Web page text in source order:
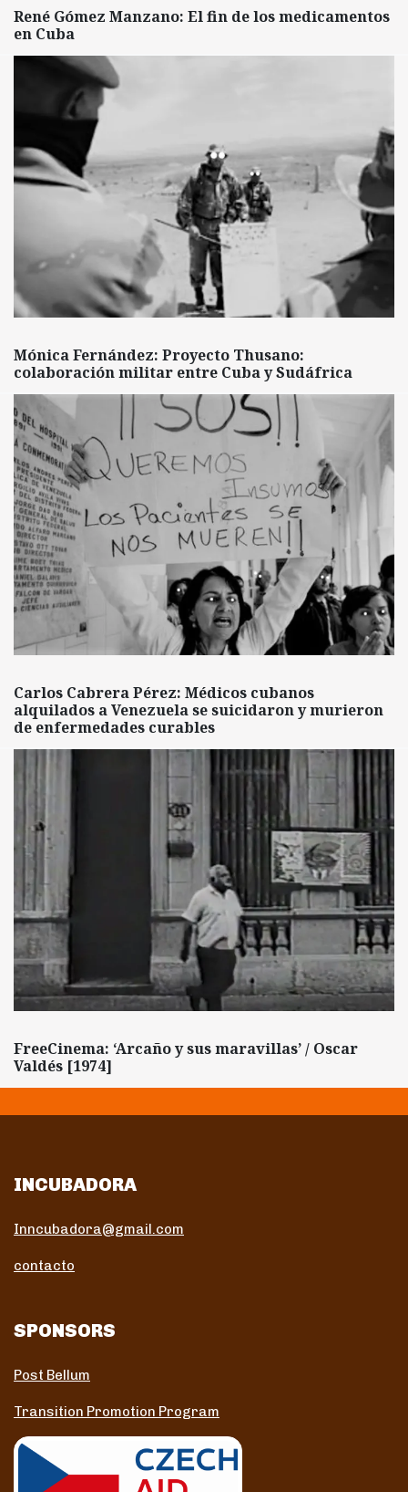
René Gómez Manzano: El fin de los medicamentos
en Cuba
Mónica Fernández: Proyecto Thusano:
colaboración militar entre Cuba y Sudáfrica
Carlos Cabrera Pérez: Médicos cubanos
alquilados a Venezuela se suicidaron y murieron
de enfermedades curables
FreeCinema: ‘Arcaño y sus maravillas’ / Oscar
Valdés [1974]
INCUBADORA
Inncubadora@gmail.com
contacto
SPONSORS
Post Bellum
Transition Promotion Program